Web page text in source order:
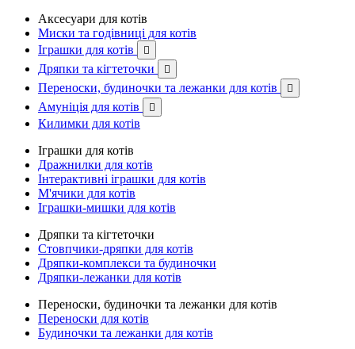
Аксесуари для котів
Миски та годівниці для котів
Іграшки для котів

Дряпки та кігтеточки 
Переноски, будиночки та лежанки для котів 
Амуніція для котів 
Килимки для котів
Іграшки для котів
Дражнилки для котів
Інтерактивні іграшки для котів
М'ячики для котів
Іграшки-мишки для котів
Дряпки та кігтеточки
Стовпчики-дряпки для котів
Дряпки-комплекси та будиночки
Дряпки-лежанки для котів
Переноски, будиночки та лежанки для котів
Переноски для котів
Будиночки та лежанки для котів